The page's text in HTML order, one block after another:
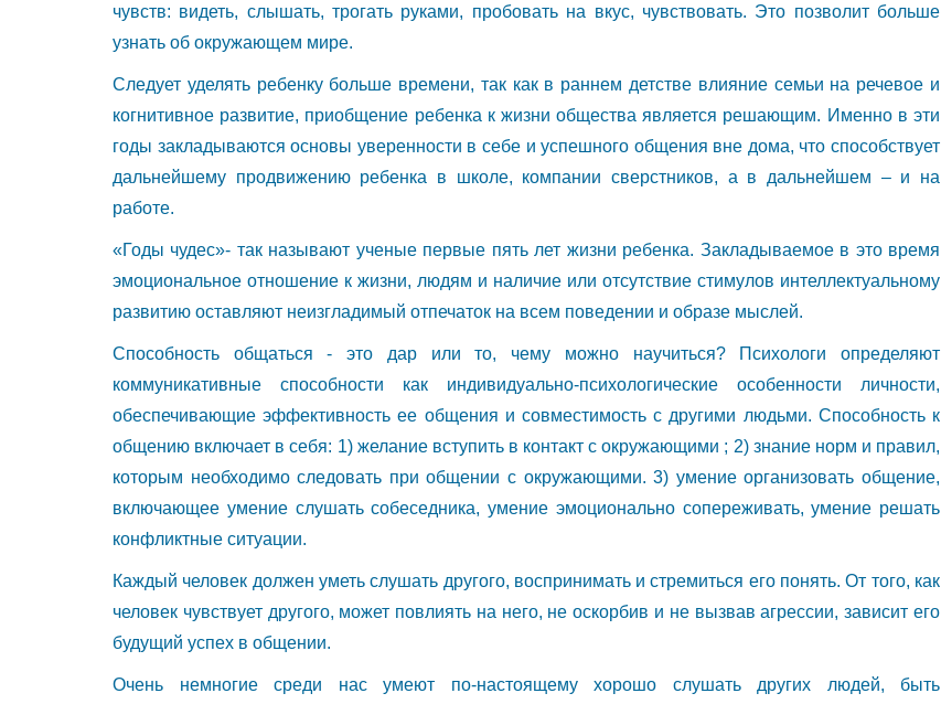
чувств: видеть, слышать, трогать руками, пробовать на вкус, чувствовать. Это позволит больше
узнать об окружающем мире.
Следует уделять ребенку больше времени, так как в раннем детстве влияние семьи на речевое и
когнитивное развитие, приобщение ребенка к жизни общества является решающим. Именно в эти
годы закладываются основы уверенности в себе и успешного общения вне дома, что способствует
дальнейшему продвижению ребенка в школе, компании сверстников, а в дальнейшем – и на
работе.
«Годы чудес»- так называют ученые первые пять лет жизни ребенка. Закладываемое в это время
эмоциональное отношение к жизни, людям и наличие или отсутствие стимулов интеллектуальному
развитию оставляют неизгладимый отпечаток на всем поведении и образе мыслей.
Способность общаться - это дар или то, чему можно научиться? Психологи определяют
коммуникативные способности как индивидуально-психологические особенности личности,
обеспечивающие эффективность ее общения и совместимость с другими людьми. Способность к
общению включает в себя: 1) желание вступить в контакт с окружающими ; 2) знание норм и правил,
которым необходимо следовать при общении с окружающими. 3) умение организовать общение,
включающее умение слушать собеседника, умение эмоционально сопереживать, умение решать
конфликтные ситуации.
Каждый человек должен уметь слушать другого, воспринимать и стремиться его понять. От того, как
человек чувствует другого, может повлиять на него, не оскорбив и не вызвав агрессии, зависит его
будущий успех в общении.
Очень немногие среди нас умеют по-настоящему хорошо слушать других людей, быть